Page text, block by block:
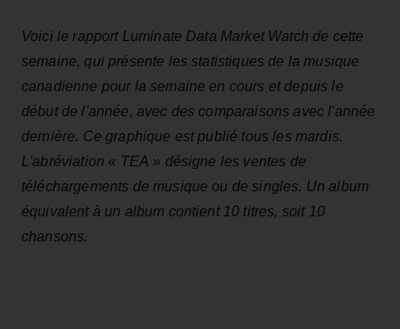
Voici le rapport Luminate Data Market Watch de cette
semaine, qui présente les statistiques de la musique
canadienne pour la semaine en cours et depuis le
début de l'année, avec des comparaisons avec l'année
dernière. Ce graphique est publié tous les mardis.
L'abréviation « TEA » désigne les ventes de
téléchargements de musique ou de singles. Un album
équivalent à un album contient 10 titres, soit 10
chansons.